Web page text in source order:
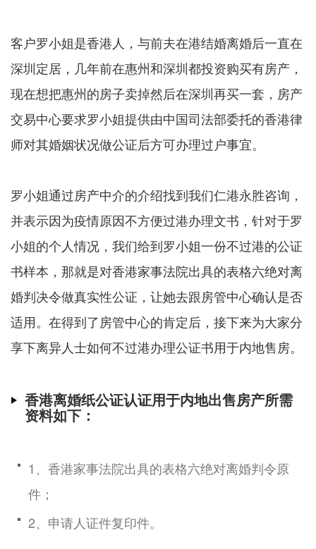
客户罗小姐是香港人，与前夫在港结婚离婚后一直在
深圳定居，几年前在惠州和深圳都投资购买有房产，
现在想把惠州的房子卖掉然后在深圳再买一套，房产
交易中心要求罗小姐提供由中国司法部委托的香港律
师对其婚姻状况做公证后方可办理过户事宜。
罗小姐通过房产中介的介绍找到我们仁港永胜咨询，
并表示因为疫情原因不方便过港办理文书，针对于罗
小姐的个人情况，我们给到罗小姐一份不过港的公证
书样本，那就是对香港家事法院出具的表格六绝对离
婚判决令做真实性公证，让她去跟房管中心确认是否
适用。在得到了房管中心的肯定后，接下来为大家分
享下离异人士如何不过港办理公证书用于内地售房。
香港离婚纸公证认证用于内地出售房产所需
资料如下：
1、香港家事法院出具的表格六绝对离婚判令原
件；
2、申请人证件复印件。